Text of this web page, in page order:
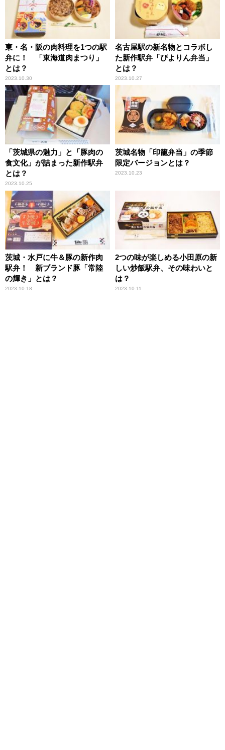
東・名・阪の肉料理を1つの駅
弁に！ 「東海道肉まつり」
とは？
2023.10.30
名古屋駅の新名物とコラボし
た新作駅弁「ぴよりん弁当」
とは？
2023.10.27
「茨城県の魅力」と「豚肉の
食文化」が詰まった新作駅弁
とは？
2023.10.25
茨城名物「印籠弁当」の季節
限定バージョンとは？
2023.10.23
茨城・水戸に牛＆豚の新作肉
駅弁！ 新ブランド豚「常陸
の輝き」とは？
2023.10.18
2つの味が楽しめる小田原の新
しい炒飯駅弁、その味わいと
は？
2023.10.11